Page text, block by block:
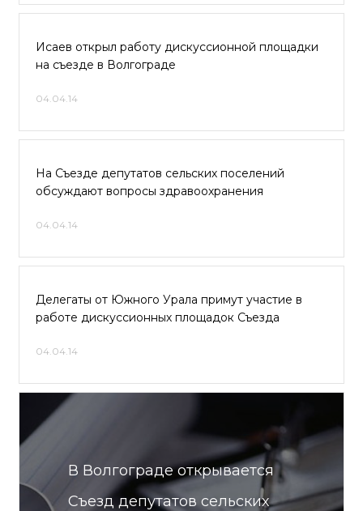
Исаев открыл работу дискуссионной площадки
на съезде в Волгограде
04.04.14
На Съезде депутатов сельских поселений
обсуждают вопросы здравоохранения
04.04.14
Делегаты от Южного Урала примут участие в
работе дискуссионных площадок Съезда
04.04.14
В Волгограде открывается
Съезд депутатов сельских